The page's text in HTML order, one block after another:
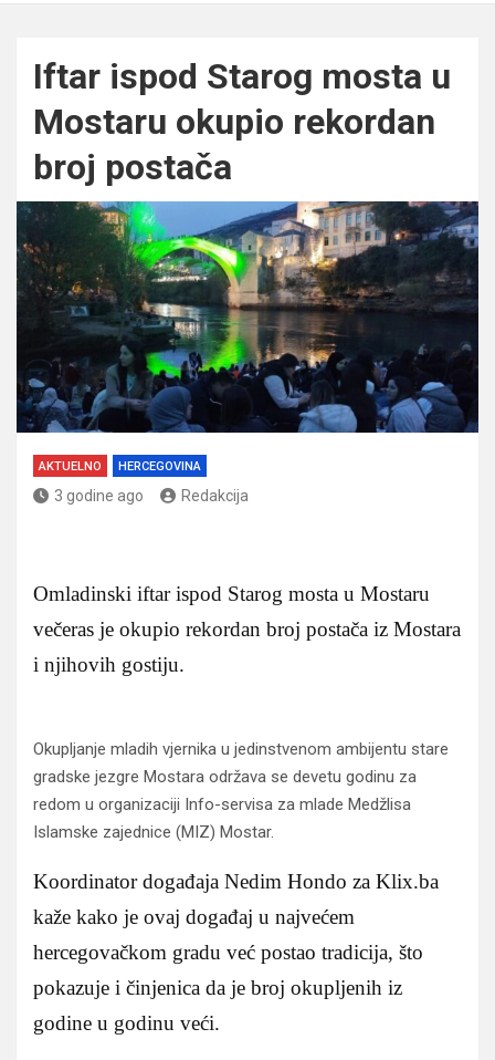
Iftar ispod Starog mosta u
Mostaru okupio rekordan
broj postača
AKTUELNO HERCEGOVINA
3 godine ago Redakcija
Omladinski iftar ispod Starog mosta u Mostaru
večeras je okupio rekordan broj postača iz Mostara
i njihovih gostiju.
Okupljanje mladih vjernika u jedinstvenom ambijentu stare
gradske jezgre Mostara održava se devetu godinu za
redom u organizaciji Info-servisa za mlade Medžlisa
Islamske zajednice (MIZ) Mostar.
Koordinator događaja Nedim Hondo za Klix.ba
kaže kako je ovaj događaj u najvećem
hercegovačkom gradu već postao tradicija, što
pokazuje i činjenica da je broj okupljenih iz
godine u godinu veći.